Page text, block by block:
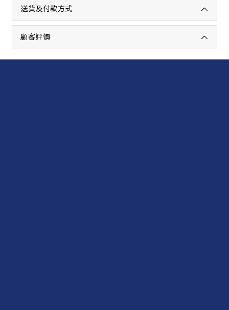
送貨及付款方式
顧客評價